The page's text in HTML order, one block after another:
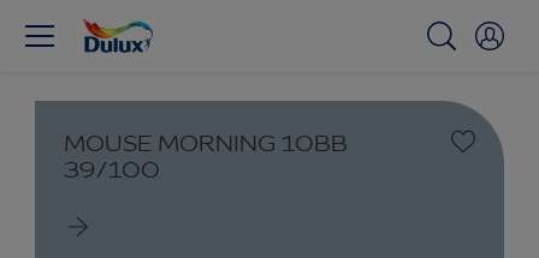
MOUSE MORNING 10BB
39/100